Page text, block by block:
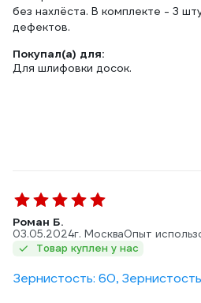
без нахлёста. В комплекте - 3
дефектов.
Покупал(а) для:
Для шлифовки досок.
Роман Б.
03.05.2024г. МоскваОпыт
Товар куплен у нас
Зернистость: 60,